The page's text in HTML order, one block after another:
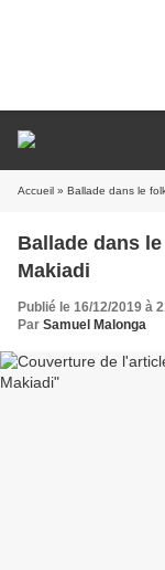
Accueil » Ballade dans le
Ballade dans
Makiadi
Publié le 16/12/2019 à
Par Samuel Malonga